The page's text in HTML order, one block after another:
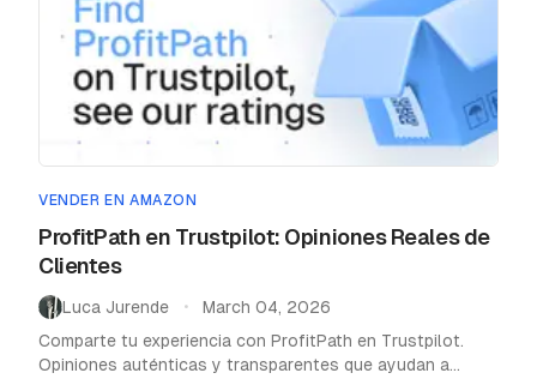
VENDER EN AMAZON
ProfitPath en Trustpilot: Opiniones Reales de
Clientes
Luca Jurende •
March 04, 2026
Comparte tu experiencia con ProfitPath en Trustpilot.
Opiniones auténticas y transparentes que ayudan a